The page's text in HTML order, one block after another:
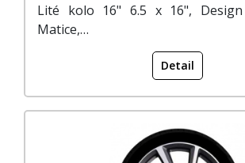
Lité kolo 16" 6.5 x 16", Design
Matice,…
Detail